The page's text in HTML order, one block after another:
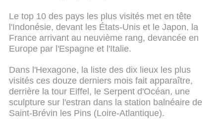
Le top 10 des pays les plus visités met en tête
l'Indonésie, devant les États-Unis et le Japon, la
France arrivant au neuvième rang, devancée en
Europe par l'Espagne et l'Italie.
Dans l'Hexagone, la liste des dix lieux les plus
visités ces douze derniers mois fait apparaître,
derrière la tour Eiffel, le Serpent d'Océan, une
sculpture sur l'estran dans la station balnéaire de
Saint-Brévin les Pins (Loire-Atlantique).